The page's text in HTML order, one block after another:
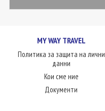
ЛЮБОПИТНО
КОНТАКТИMY WAY TRAVEL
Политика за защита на лични
данни
Кои сме ние
Документи